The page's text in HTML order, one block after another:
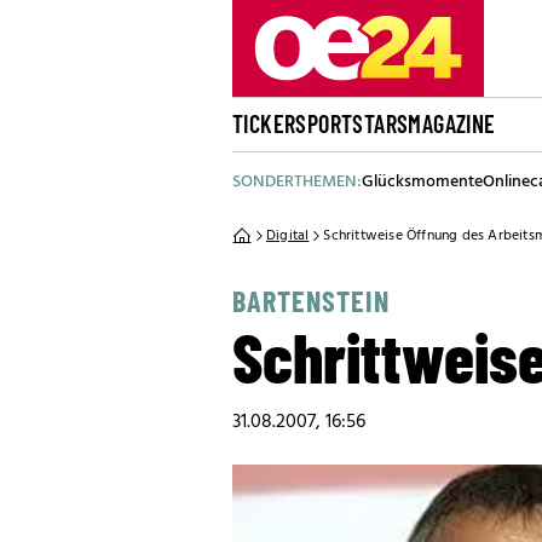
TICKERSPORTSTARSMAGAZINE
SONDERTHEMEN:Glücksmomente
Digital Schrittweise Öffnung des
BARTENSTEIN
31.08.2007, 16:56